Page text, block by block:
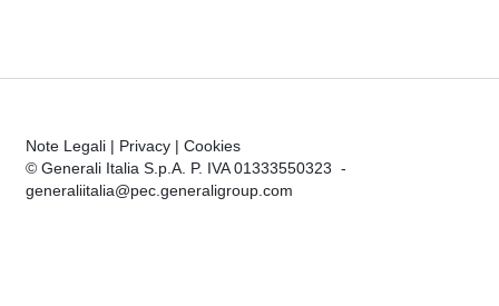
Note Legali | Privacy | Cookies
© Generali Italia S.p.A. P. IVA 01333550323 -
generaliitalia@pec.generaligroup.com